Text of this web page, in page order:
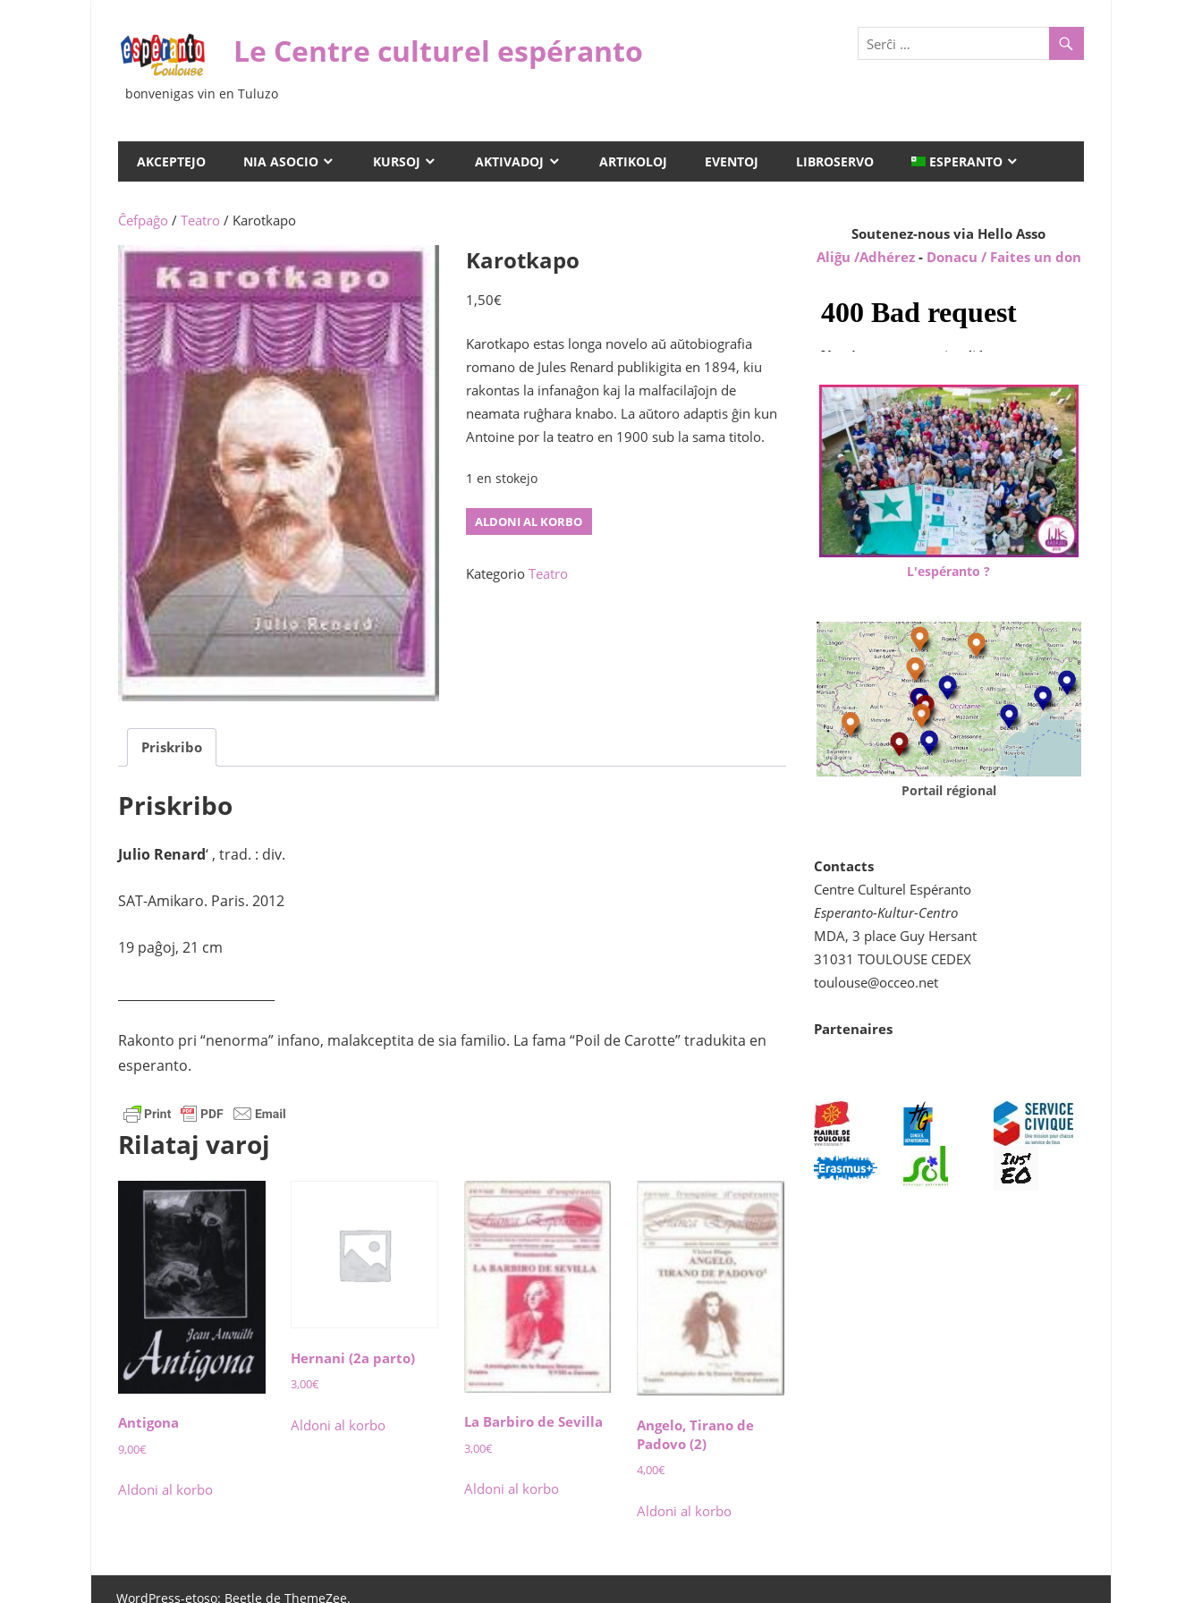
enhavo
Le Centre culturel espéranto
bonvenigas vin en Tuluzo
AKCEPTEJO NIA ASOCIO KURSOJ AKTIVADOJ ARTIKOLOJ EVENTOJ LIBROSERVO ESPERANTO
Ĉefpaĝo / Teatro / Karotkapo
Karotkapo
1,50€
Karotkapo estas longa novelo aŭ aŭtobiografia
romano de Jules Renard publikigita en 1894, kiu
rakontas la infanaĝon kaj la malfacilaĵojn de
neamata ruĝhara knabo. La aŭtoro adaptis ĝin kun
Antoine por la teatro en 1900 sub la sama titolo.
1 en stokejo
Karotkapo
ALDONI AL KORBO
Kategorio Teatro
Priskribo
Priskribo
Julio Renard‘ , trad. : div.
SAT-Amikaro. Paris. 2012
19 paĝoj, 21 cm
Rakonto pri “nenorma” infano, malakceptita de sia familio. La fama “Poil de Carotte” tradukita en
esperanto.
Rilataj varoj
Antigona
9,00€
Aldoni al korbo
Hernani (2a parto)
3,00€
Aldoni al korbo La Barbiro de Sevilla
3,00€
Aldoni al korbo
Angelo, Tirano de
Padovo (2)
4,00€
Aldoni al korbo
Soutenez-nous via Hello Asso
Aliĝu /Adhérez - Donacu / Faites un don
L'espéranto ?
Portail régional
Contacts
Centre Culturel Espéranto
Esperanto-Kultur-Centro
MDA, 3 place Guy Hersant
31031 TOULOUSE CEDEX
toulouse@occeo.net
Partenaires
WordPress-etoso: Beetle de ThemeZee.